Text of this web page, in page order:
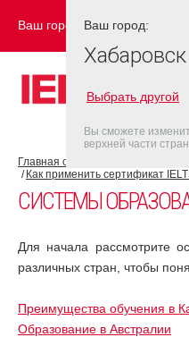
Ваш город: ХАБАРОВСК
Главная страница
Как применить сертификат
СИСТЕМЫ
Для начала рассмотрите
различных стран, чтобы
Преимущества обучения в
Образование в Австралии
Ваш город:
Хабаровск
Выбрать другой
Вы сможете
верхней части